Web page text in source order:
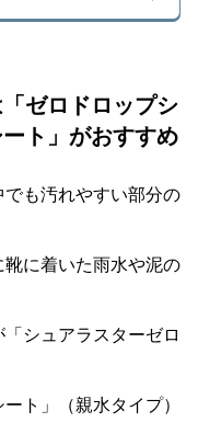
ゼロドロップシ
ト」がおすすめ
も汚れやすい部分の
に着いた雨水や泥の
シュアラスターゼロ
ト」（親水タイプ）